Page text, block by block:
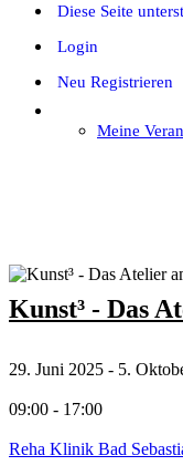
Diese Seite
Login
Neu Registrieren
Meine
Kunst³ - Das
29. Juni 2025 - 5.
09:00 - 17:00
Reha Klinik Bad